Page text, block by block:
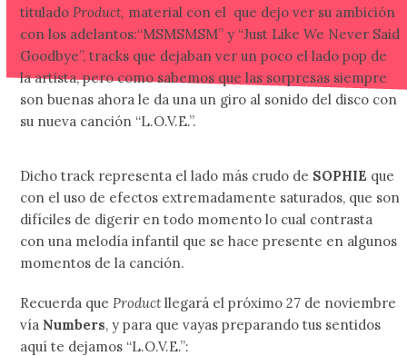
tituladoProduct, material con el que dejo ver su ambición
con los adelantos:“MSMSMSM” y “Just Like We Never Said
Goodbye”, tracks que dejaban ver un poco el lado pop de
la artista, pero como sabemos que las sorpresas siempre
son buenas ahora le da una un giro al sonido del disco con
su nueva canción “L.O.V.E.”.
Dicho track representa el lado más crudo de SOPHIE que
con el uso de efectos extremadamente saturados, que son
difíciles de digerir en todo momento lo cual contrasta
con una melodía infantil que se hace presente en algunos
momentos de la canción.
Recuerda queProductllegará el próximo 27 de noviembre
vía Numbers, y para que vayas preparando tus sentidos
aquí te dejamos “L.O.V.E.”: